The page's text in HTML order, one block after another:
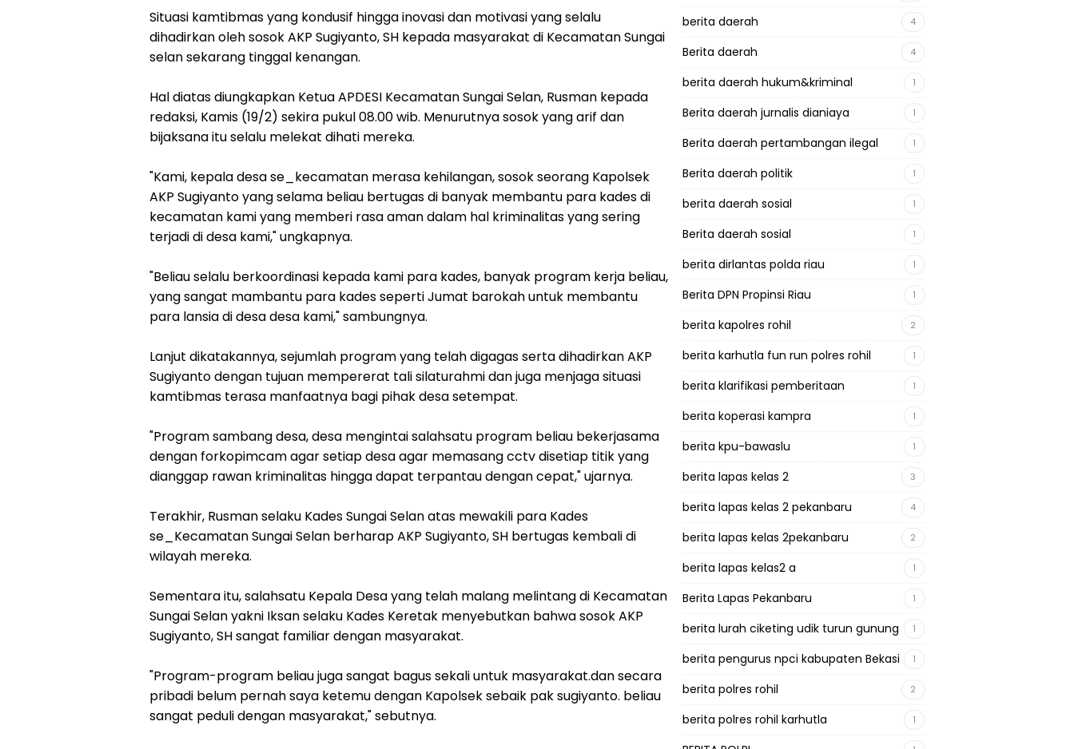
Situasi kamtibmas yang kondusif hingga inovasi dan motivasi yang selalu
dihadirkan oleh sosok AKP Sugiyanto, SH kepada masyarakat di Kecamatan Sungai
selan sekarang tinggal kenangan.
Hal diatas diungkapkan Ketua APDESI Kecamatan Sungai Selan, Rusman kepada
redaksi, Kamis (19/2) sekira pukul 08.00 wib. Menurutnya sosok yang arif dan
bijaksana itu selalu melekat dihati mereka.
"Kami, kepala desa se_kecamatan merasa kehilangan, sosok seorang Kapolsek
AKP Sugiyanto yang selama beliau bertugas di banyak membantu para kades di
kecamatan kami yang memberi rasa aman dalam hal kriminalitas yang sering
terjadi di desa kami," ungkapnya.
"Beliau selalu berkoordinasi kepada kami para kades, banyak program kerja beliau,
yang sangat mambantu para kades seperti Jumat barokah untuk membantu
para lansia di desa desa kami," sambungnya.
Lanjut dikatakannya, sejumlah program yang telah digagas serta dihadirkan AKP
Sugiyanto dengan tujuan mempererat tali silaturahmi dan juga menjaga situasi
kamtibmas terasa manfaatnya bagi pihak desa setempat.
"Program sambang desa, desa mengintai salahsatu program beliau bekerjasama
dengan forkopimcam agar setiap desa agar memasang cctv disetiap titik yang
dianggap rawan kriminalitas hingga dapat terpantau dengan cepat," ujarnya.
Terakhir, Rusman selaku Kades Sungai Selan atas mewakili para Kades
se_Kecamatan Sungai Selan berharap AKP Sugiyanto, SH bertugas kembali di
wilayah mereka.
Sementara itu, salahsatu Kepala Desa yang telah malang melintang di Kecamatan
Sungai Selan yakni Iksan selaku Kades Keretak menyebutkan bahwa sosok AKP
Sugiyanto, SH sangat familiar dengan masyarakat.
"Program-program beliau juga sangat bagus sekali untuk masyarakat.dan secara
pribadi belum pernah saya ketemu dengan Kapolsek sebaik pak sugiyanto. beliau
sangat peduli dengan masyarakat," sebutnya.
berita daerah 4
Berita daerah 4
berita daerah hukum&kriminal 1
Berita daerah jurnalis dianiaya 1
Berita daerah pertambangan ilegal 1
Berita daerah politik 1
berita daerah sosial 1
Berita daerah sosial 1
berita dirlantas polda riau 1
Berita DPN Propinsi Riau 1
berita kapolres rohil 2
berita karhutla fun run polres rohil 1
berita klarifikasi pemberitaan 1
berita koperasi kampra 1
berita kpu-bawaslu 1
berita lapas kelas 2 3
berita lapas kelas 2 pekanbaru 4
berita lapas kelas 2pekanbaru 2
berita lapas kelas2 a 1
Berita Lapas Pekanbaru 1
berita lurah ciketing udik turun gunung 1
berita pengurus npci kabupaten Bekasi 1
berita polres rohil 2
berita polres rohil karhutla 1